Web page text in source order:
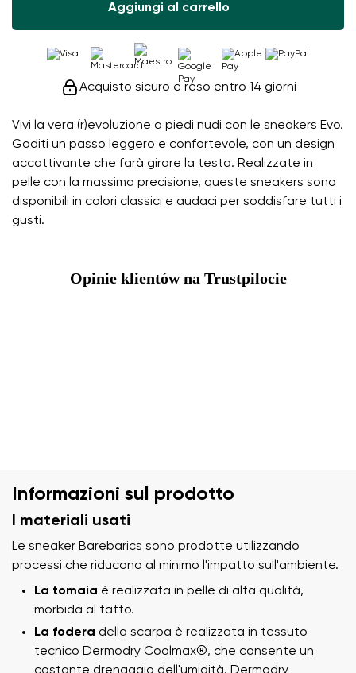
Vivi la vera (r)evoluzione a piedi nudi con le sneakers Evo.
Goditi un passo leggero e confortevole, con un design
accattivante che farà girare la testa. Realizzate in
pelle con la massima precisione, queste sneakers sono
disponibili in colori classici e audaci per soddisfare tutti i
gusti.
Aggiungi al carrello
Acquisto sicuro e reso entro 14 giorni
Opinie klientów na Trustpilocie
Informazioni sul prodotto
I materiali usati
Le sneaker Barebarics sono prodotte utilizzando
processi che riducono al minimo l'impatto sull'ambiente.
La tomaia è realizzata in pelle di alta qualità,
morbida al tatto.
La fodera della scarpa è realizzata in tessuto
tecnico Dermodry Coolmax®, che consente un
costante drenaggio dell'umidità. Dermodry